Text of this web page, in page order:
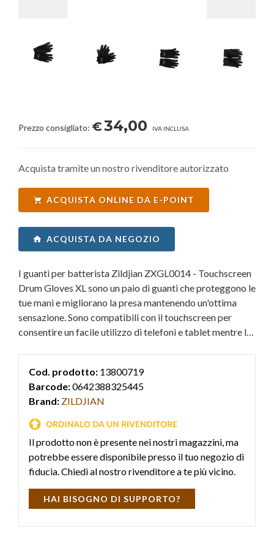
Prezzo consigliato: €34,00 IVA INCLUSA
Acquista tramite un nostro rivenditore autorizzato
ACQUISTA ONLINE DA E-POINT
ACQUISTA DA NEGOZIO
I guanti per batterista Zildjian ZXGL0014 - Touchscreen
Drum Gloves XL sono un paio di guanti che proteggono le
tue mani e migliorano la presa mantenendo un'ottima
sensazione. Sono compatibili con il touchscreen per
consentire un facile utilizzo di telefoni e tablet mentre li
una vestibilità perfetta. Taglia XL.
Cod. prodotto: 13800719
Barcode:0642388325445
Brand: ZILDJIAN
Il prodotto non è presente nei nostri magazzini, ma
potrebbe essere disponibile presso il tuo negozio di
fiducia. Chiedi al nostro rivenditore a te più vicino.
HAI BISOGNO DI SUPPORTO?